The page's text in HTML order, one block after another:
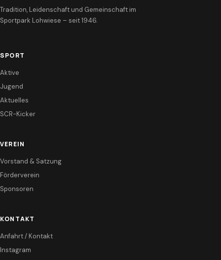
Tradition, Leidenschaft und Gemeinschaft im
Sportpark Lohwiese – seit 1946.
SPORT
Aktive
Jugend
Aktuelles
SCR-Kicker
VEREIN
Vorstand & Satzung
Förderverein
Sponsoren
KONTAKT
Anfahrt / Kontakt
Instagram